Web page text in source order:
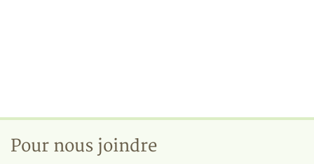
Pour nous joindre